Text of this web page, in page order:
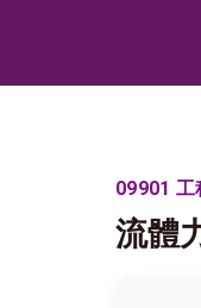
09901 工
流體